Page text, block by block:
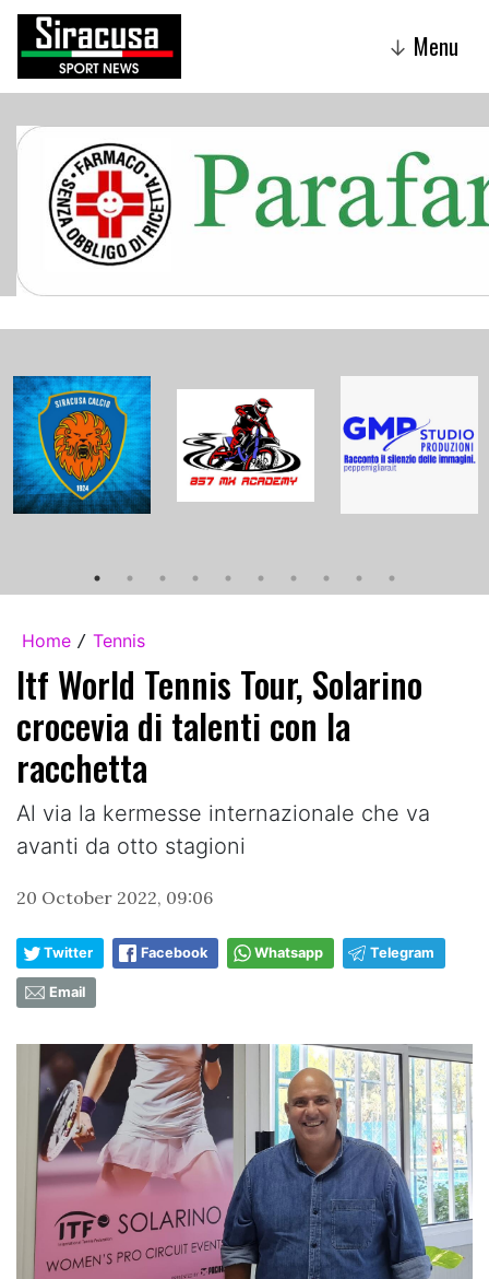
↓ Menu
Home / Tennis
Itf World Tennis Tour, Solarino
crocevia di talenti con la
racchetta
Al via la kermesse internazionale che va
avanti da otto stagioni
20 October 2022, 09:06
Twitter Facebook Whatsapp Telegram
Email